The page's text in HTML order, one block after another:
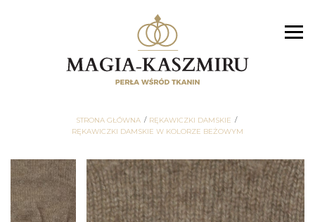
STRONA GŁÓWNA
RĘKAWICZKI DAMSKIE
RĘKAWICZKI DAMSKIE W KOLORZE BEŻOWYM